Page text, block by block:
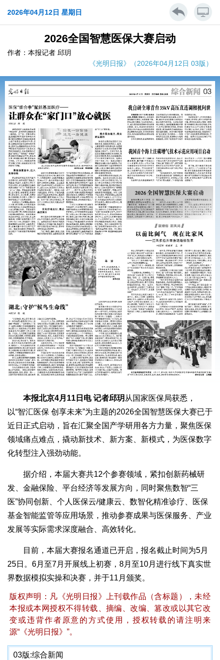
2026年04月12日 星期日
2026全国智慧医保大赛启动
作者：本报记者 邱玥
《光明日报》（2026年04月12日 03版）
本报北京4月11日电 记者邱玥从国家医保局获悉，
以“智汇医保 创享未来”为主题的2026全国智慧医保大赛已于
近日正式启动，旨在汇聚全国产学研用各方力量，聚焦医保
领域痛点难点，撬动新技术、新方案、新模式，为医保数字
化转型注入强劲动能。
据介绍，本届大赛共12个参赛领域，紧扣创新药械研
发、金融保险、平台经济等发展方向，同时聚焦数智“三
医”协同创新、个人医保云/健康云、数智化精准诊疗、医保
基金智能监管等应用场景，推动参赛成果与医保服务、产业
发展等实际需求深度融合、高效转化。
目前，本届大赛报名通道已开启，报名截止时间为5月
25日。6月至7月开展线上初赛，8月至10月进行线下真实世
界数据模拟实操和决赛，并于11月颁奖。
版权声明：凡《光明日报》上刊载作品（含标题），未经
本报或本网授权不得转载、摘编、改编、篡改或以其它改
变或违背作者原意的方式使用，授权转载的请注明来
源“《光明日报》”。
03版:综合新闻